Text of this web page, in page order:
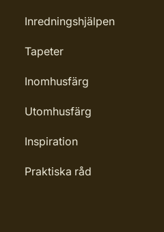
Inredningshjälpen
Tapeter
Inomhusfärg
Utomhusfärg
Inspiration
Praktiska råd